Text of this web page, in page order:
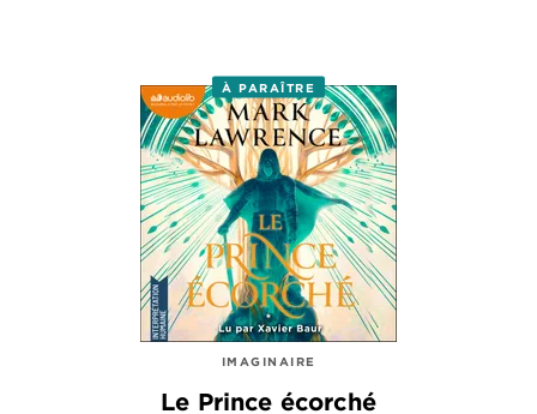
À PARAÎTRE
IMAGINAIRE
Le Prince écorché